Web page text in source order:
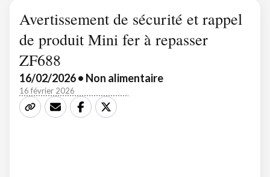
Avertissement de sécurité et rappel
de produit Mini fer à repasser
ZF688
16/02/2026 • Non alimentaire
16 février 2026